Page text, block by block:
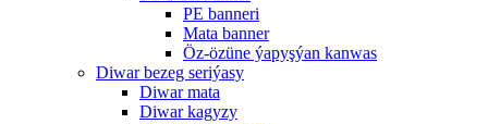
PE banneri
Mata banner
Öz-özüne ýapyşýan kanwas
Diwar bezeg seriýasy
Diwar mata
Diwar kagyzy